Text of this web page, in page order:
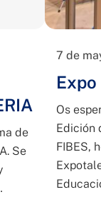
de
Se
7 de
Os
Edición
FIBES,